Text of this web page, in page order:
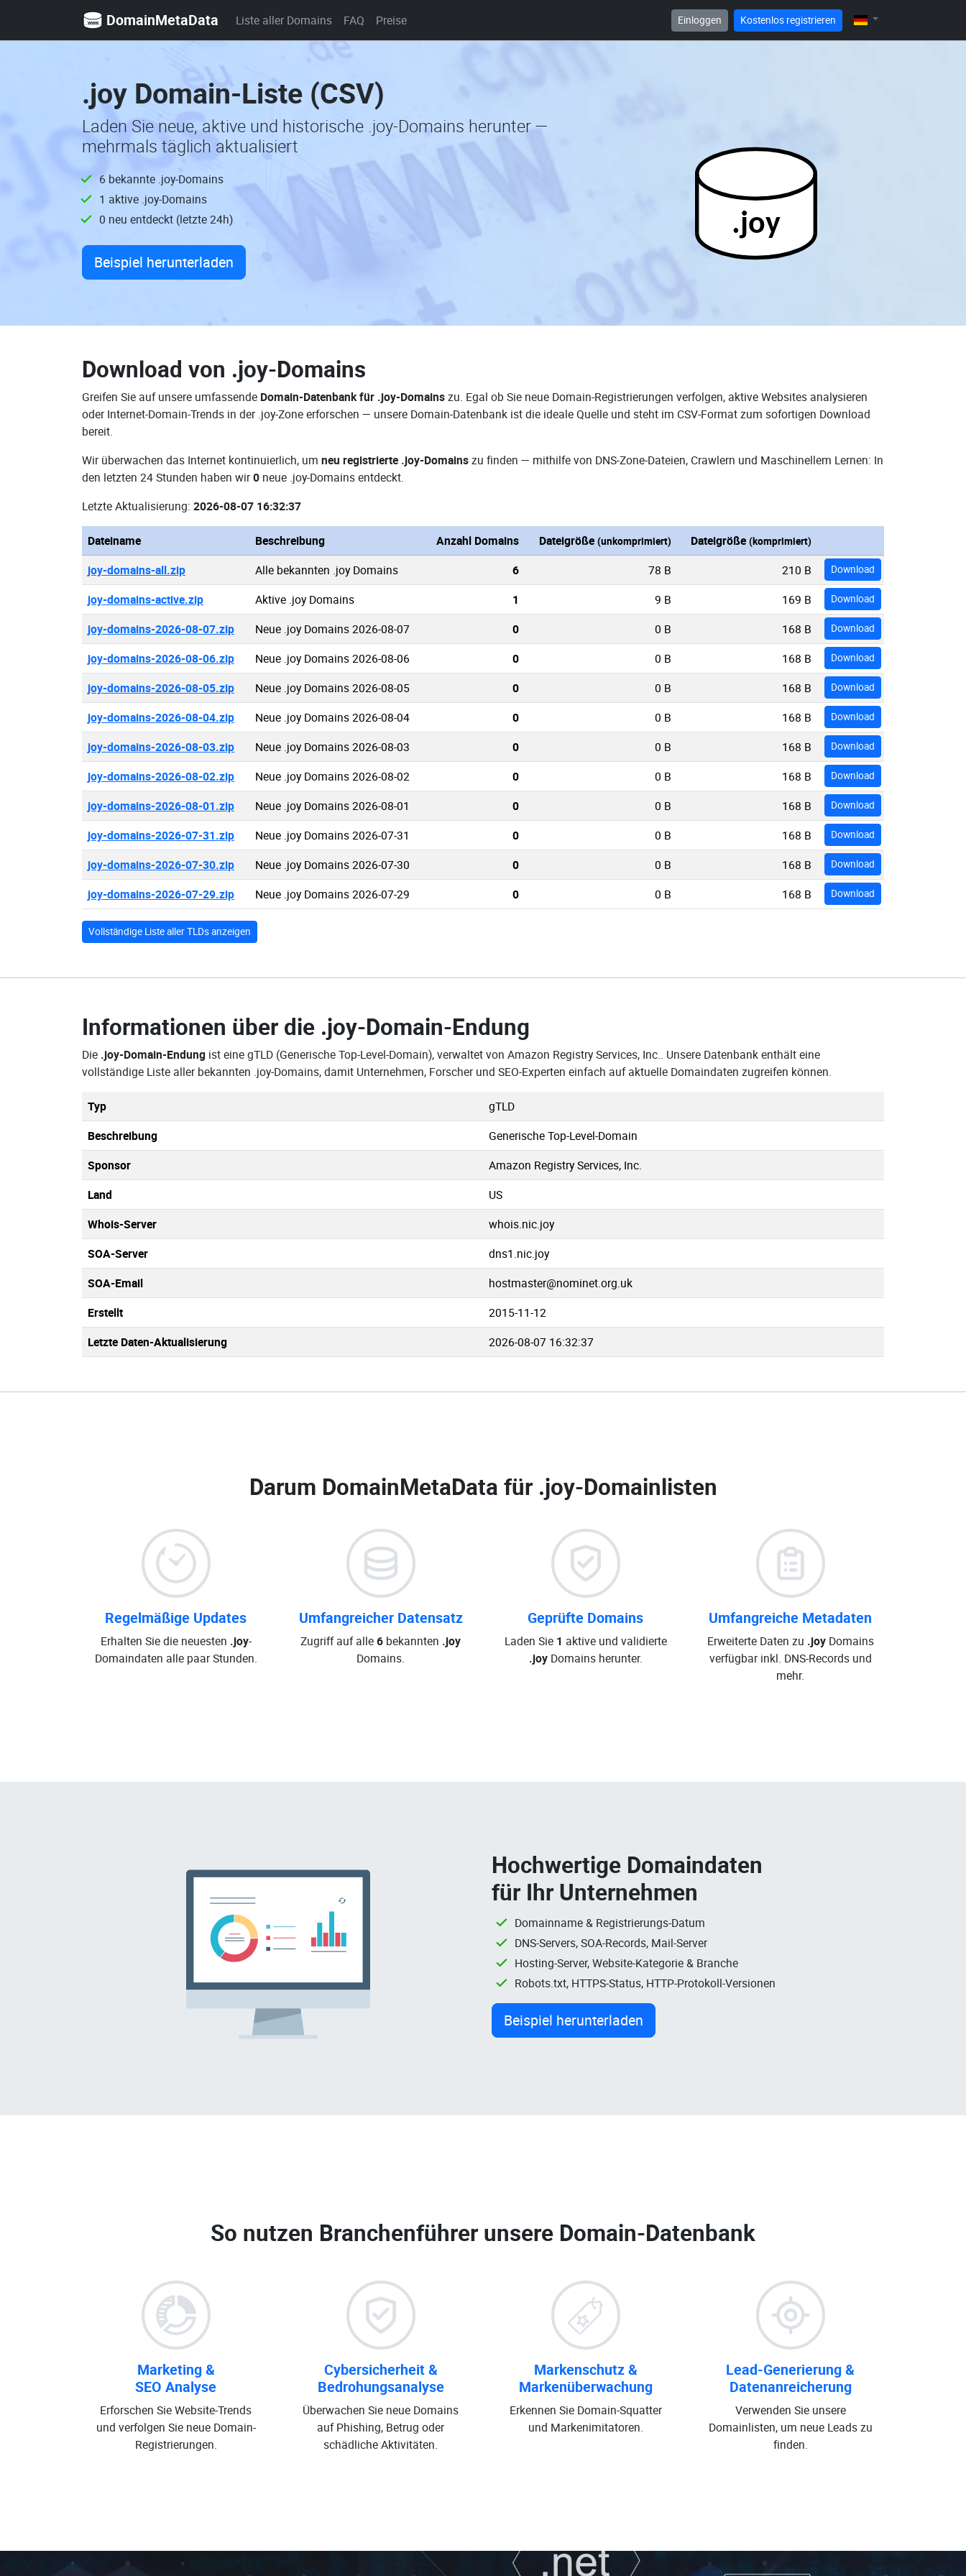
DomainMetaData Liste aller Domains FAQ Preise Einloggen Kostenlos registrieren
.joy Domain-Liste (CSV)
Laden Sie neue, aktive und historische .joy-Domains herunter —
mehrmals täglich aktualisiert
6 bekannte .joy-Domains
1 aktive .joy-Domains
0 neu entdeckt (letzte 24h)
Beispiel herunterladen
.joy
Download von .joy-Domains
Greifen Sie auf unsere umfassende Domain-Datenbank für .joy-Domainszu. Egal ob Sie neue Domain-Registrierungen verfolgen, aktive Websites analysieren
oder Internet-Domain-Trends in der .joy-Zone erforschen — unsere Domain-Datenbank ist die ideale Quelle und steht im CSV-Format zum sofortigen Download
bereit.
Wir überwachen das Internet kontinuierlich, um neu registrierte .joy-Domainszu finden — mithilfe von DNS-Zone-Dateien, Crawlern und Maschinellem Lernen: In
den letzten 24 Stunden haben wir0 neue .joy-Domains entdeckt.
Letzte Aktualisierung: 2026-08-07 16:32:37
Dateiname Beschreibung Anzahl Domains Dateigröße (unkomprimiert) Dateigröße (komprimiert)
joy-domains-all.zip Alle bekannten .joy Domains 6 78 B 210 B Download
joy-domains-active.zip Aktive .joy Domains 1 9 B 169 B Download
joy-domains-2026-08-07.zip Neue .joy Domains 2026-08-07 0 0 B 168 B Download
joy-domains-2026-08-06.zip Neue .joy Domains 2026-08-06 0 0 B 168 B Download
joy-domains-2026-08-05.zip Neue .joy Domains 2026-08-05 0 0 B 168 B Download
joy-domains-2026-08-04.zip Neue .joy Domains 2026-08-04 0 0 B 168 B Download
joy-domains-2026-08-03.zip Neue .joy Domains 2026-08-03 0 0 B 168 B Download
joy-domains-2026-08-02.zip Neue .joy Domains 2026-08-02 0 0 B 168 B Download
joy-domains-2026-08-01.zip Neue .joy Domains 2026-08-01 0 0 B 168 B Download
joy-domains-2026-07-31.zip Neue .joy Domains 2026-07-31 0 0 B 168 B Download
joy-domains-2026-07-30.zip Neue .joy Domains 2026-07-30 0 0 B 168 B Download
joy-domains-2026-07-29.zip Neue .joy Domains 2026-07-29 0 0 B 168 B Download
Vollständige Liste aller TLDs anzeigen
Informationen über die .joy-Domain-Endung
Die .joy-Domain-Endung ist eine gTLD (Generische Top-Level-Domain), verwaltet von Amazon Registry Services, Inc.. Unsere Datenbank enthält eine
vollständige Liste aller bekannten .joy-Domains, damit Unternehmen, Forscher und SEO-Experten einfach auf aktuelle Domaindaten zugreifen können.
Typ
gTLD
Beschreibung
Generische Top-Level-Domain
Sponsor
Amazon Registry Services, Inc.
Land
US
Whois-Server
whois.nic.joy
SOA-Server
dns1.nic.joy
SOA-Email
hostmaster@nominet.org.uk
Erstellt
2015-11-12
Letzte Daten-Aktualisierung
2026-08-07 16:32:37
Darum DomainMetaData für .joy-Domainlisten
Regelmäßige Updates
Erhalten Sie die neuesten .joy-
Domaindaten alle paar Stunden.
Umfangreicher Datensatz
Zugriff auf alle6 bekannten .joy
Domains.
Geprüfte Domains
Laden Sie 1 aktive und validierte
.joyDomains herunter.
Umfangreiche Metadaten
Erweiterte Daten zu .joyDomains
verfügbar inkl. DNS-Records und
mehr.
Hochwertige Domaindaten
für Ihr Unternehmen
Domainname & Registrierungs-Datum
DNS-Servers, SOA-Records, Mail-Server
Hosting-Server, Website-Kategorie & Branche
Robots.txt, HTTPS-Status, HTTP-Protokoll-Versionen
Beispiel herunterladen
So nutzen Branchenführer unsere Domain-Datenbank
Marketing &
SEO Analyse
Erforschen Sie Website-Trends
und verfolgen Sie neue Domain-
Registrierungen.
Cybersicherheit &
Bedrohungsanalyse
Überwachen Sie neue Domains
auf Phishing, Betrug oder
schädliche Aktivitäten.
Markenschutz &
Markenüberwachung
Erkennen Sie Domain-Squatter
und Markenimitatoren.
Lead-Generierung &
Datenanreicherung
Verwenden Sie unsere
Domainlisten, um neue Leads zu
finden.